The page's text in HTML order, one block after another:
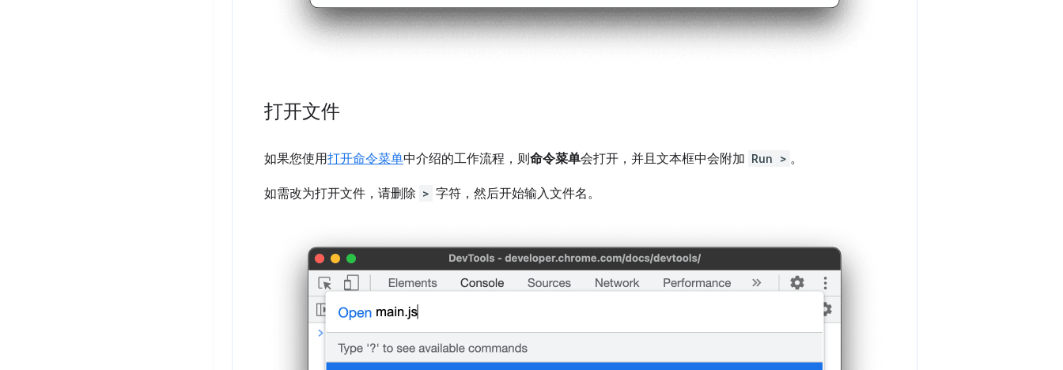
打开文件
如果您使用打开命令菜单中介绍的工作流程，则命令菜单会打开，并且文本框中会附加 Run > 。
如需改为打开文件，请删除 > 字符，然后开始输入文件名。